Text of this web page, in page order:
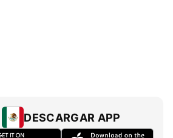
DESCARGAR APP